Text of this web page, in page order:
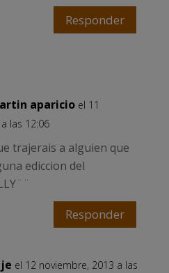
Responder
aparicio el 11
las 12:06
trajerais a alguien que
ediccion del
Responder
el 12 noviembre, 2013 a las